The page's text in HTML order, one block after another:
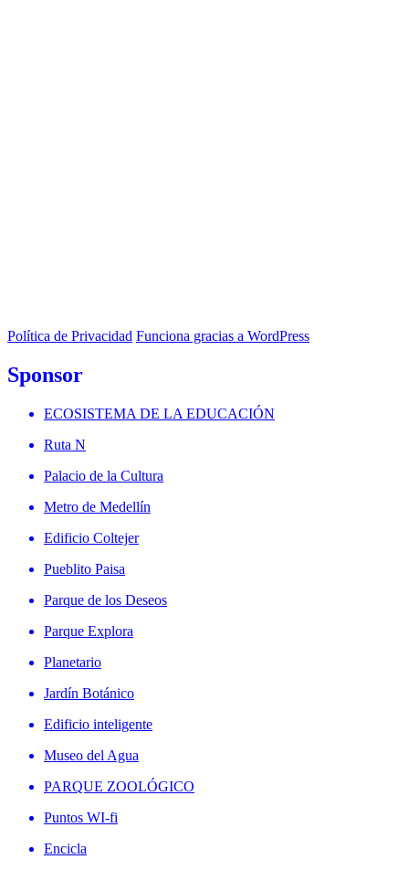
Política de Privacidad Funciona gracias a WordPress
Sponsor
ECOSISTEMA DE LA EDUCACIÓN
Ruta N
Palacio de la Cultura
Metro de Medellín
Edificio Coltejer
Pueblito Paisa
Parque de los Deseos
Parque Explora
Planetario
Jardín Botánico
Edificio inteligente
Museo del Agua
PARQUE ZOOLÓGICO
Puntos WI-fi
Encicla